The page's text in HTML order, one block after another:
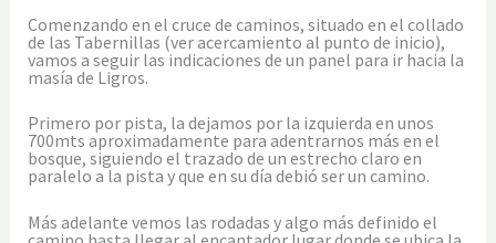
Comenzando en el cruce de caminos, situado en el collado
de las Tabernillas (ver acercamiento al punto de inicio),
vamos a seguir las indicaciones de un panel para ir hacia la
masía de Ligros.
Primero por pista, la dejamos por la izquierda en unos
700mts aproximadamente para adentrarnos más en el
bosque, siguiendo el trazado de un estrecho claro en
paralelo a la pista y que en su día debió ser un camino.
Más adelante vemos las rodadas y algo más definido el